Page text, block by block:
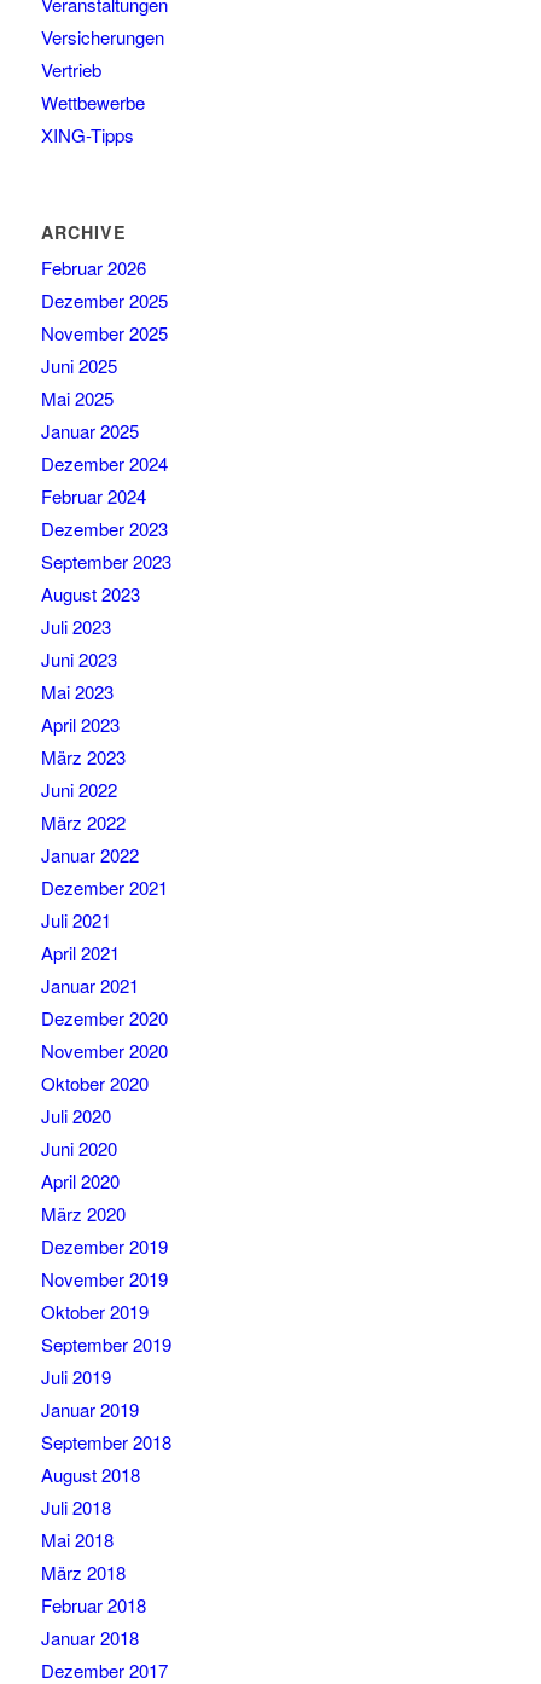
Versicherungen
Vertrieb
Wettbewerbe
XING-Tipps
ARCHIVE
Februar 2026
Dezember 2025
November 2025
Juni 2025
Mai 2025
Januar 2025
Dezember 2024
Februar 2024
Dezember 2023
September 2023
August 2023
Juli 2023
Juni 2023
Mai 2023
April 2023
März 2023
Juni 2022
März 2022
Januar 2022
Dezember 2021
Juli 2021
April 2021
Januar 2021
Dezember 2020
November 2020
Oktober 2020
Juli 2020
Juni 2020
April 2020
März 2020
Dezember 2019
November 2019
Oktober 2019
September 2019
Juli 2019
Januar 2019
September 2018
August 2018
Juli 2018
Mai 2018
März 2018
Februar 2018
Januar 2018
Dezember 2017